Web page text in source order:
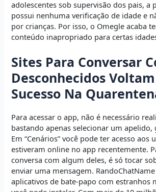
adolescentes sob supervisão dos pais, a
possui nenhuma verificação de idade e
por crianças. Por isso, o Omegle acaba
conteúdo inapropriado para certas
Sites Para Conversar
Desconhecidos
Sucesso Na
Para acessar o app, não é necessário
bastando apenas selecionar um apelido,
Em “Cenários” você pode ter acesso aos
estiveram online no app recentemente.
conversa com algum deles, é só tocar
enviar uma mensagem.
aplicativos de bate-papo com estranhos